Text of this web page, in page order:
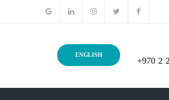
+970 2
ENGLISH